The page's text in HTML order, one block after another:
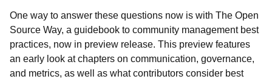
One way to answer these questions now is with The Open
Source Way, a guidebook to community management best
practices, now in preview release. This preview features
an early look at chapters on communication, governance,
and metrics, as well as what contributors consider best